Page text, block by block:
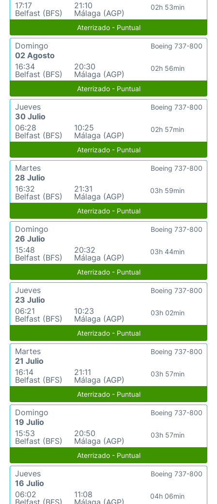
17:17
Belfast (BFS)
21:10
Málaga (AGP)
02h 53min
Aterrizado - Puntual
Domingo
02 Agosto
16:34
Belfast (BFS)
20:30
Málaga (AGP)
02h 56min
Boeing 737-800
Aterrizado - Puntual
Jueves
30 Julio
06:28
Belfast (BFS)
10:25
Málaga (AGP)
02h 57min
Boeing 737-800
Aterrizado - Puntual
Martes
28 Julio
16:32
Belfast (BFS)
21:31
Málaga (AGP)
03h 59min
Boeing 737-800
Aterrizado - Puntual
Domingo
26 Julio
15:48
Belfast (BFS)
20:32
Málaga (AGP)
03h 44min
Boeing 737-800
Aterrizado - Puntual
Jueves
23 Julio
06:21
Belfast (BFS)
10:23
Málaga (AGP)
03h 02min
Boeing 737-800
Aterrizado - Puntual
Martes
21 Julio
16:14
Belfast (BFS)
21:11
Málaga (AGP)
03h 57min
Boeing 737-800
Aterrizado - Puntual
Domingo
19 Julio
15:53
Belfast (BFS)
20:50
Málaga (AGP)
03h 57min
Boeing 737-800
Aterrizado - Puntual
Jueves
16 Julio
06:02
Belfast (BFS)
11:08
Málaga (AGP)
04h 06min
Boeing 737-800